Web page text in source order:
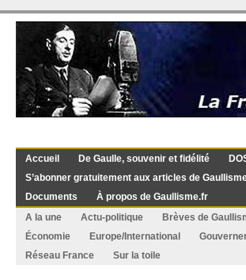
Accueil De Gaulle, souvenir et fidélité
S’abonner gratuitement aux articles de
Documents
À propos de Gaullisme.fr
A la une
Actu-politique Brèves de
Économie
Europe/International
Réseau France
Sur la toile